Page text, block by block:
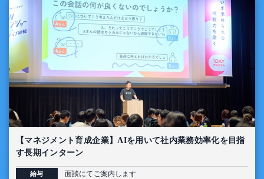
【マネジメント育成企業】AIを用いて社内業務効率化を目指
す長期インターン
給与 面談にてご案内します